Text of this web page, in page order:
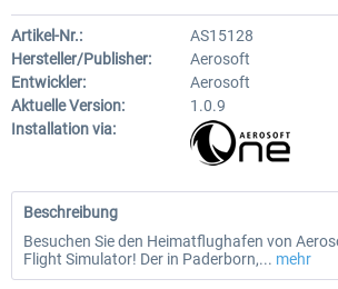
Artikel-Nr.:
AS15128
Hersteller/Publisher:
Aerosoft
Entwickler:
Aerosoft
Aktuelle Version:
1.0.9
Installation via:
Beschreibung
Besuchen Sie den Heimatflughafen von
Flight Simulator! Der in Paderborn,... mehr